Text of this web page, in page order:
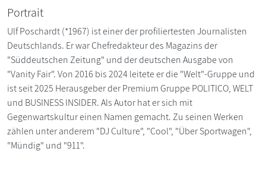
Portrait
Ulf Poschardt (*1967) ist einer der profiliertesten Journalisten
Deutschlands. Er war Chefredakteur des Magazins der
"Süddeutschen Zeitung" und der deutschen Ausgabe von
"Vanity Fair". Von 2016 bis 2024 leitete er die "Welt"-Gruppe und
ist seit 2025 Herausgeber der Premium Gruppe POLITICO, WELT
und BUSINESS INSIDER. Als Autor hat er sich mit
Gegenwartskultur einen Namen gemacht. Zu seinen Werken
zählen unter anderem "DJ Culture", "Cool", "Über Sportwagen",
"Mündig" und "911".